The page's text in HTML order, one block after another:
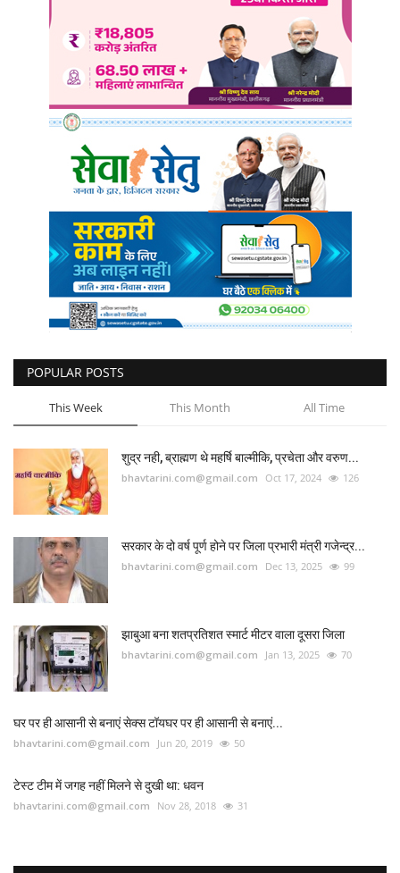
POPULAR POSTS
This Week This Month All Time
शुद्र नही, ब्राह्मण थे महर्षि बाल्मीकि, प्रचेता और वरुण...
bhavtarini.com@gmail.com Oct 17, 2024 126
सरकार के दो वर्ष पूर्ण होने पर जिला प्रभारी मंत्री गजेन्द्र...
bhavtarini.com@gmail.com Dec 13, 2025 99
झाबुआ बना शतप्रतिशत स्मार्ट मीटर वाला दूसरा जिला
bhavtarini.com@gmail.com Jan 13, 2025 70
घर पर ही आसानी से बनाएं सेक्स टॉयघर पर ही आसानी से बनाएं...
bhavtarini.com@gmail.com Jun 20, 2019 50
टेस्ट टीम में जगह नहीं मिलने से दुखी था: धवन
bhavtarini.com@gmail.com Nov 28, 2018 31